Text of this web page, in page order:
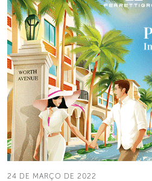
24 DE MARÇO DE 2022